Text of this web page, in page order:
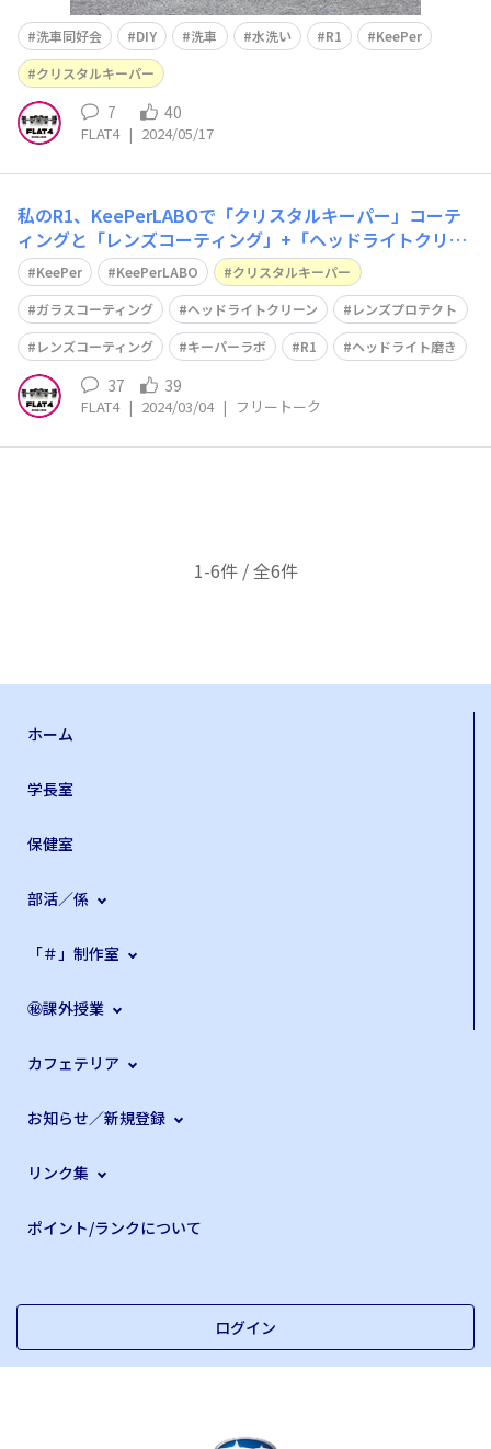
洗車同好会 DIY 洗車 水洗い R1
KeePer
クリスタルキーパー
7 40
FLAT4 | 2024/05/17
私のR1、KeePerLABOで「クリスタルキーパー」コーテ
ィングと「レンズコーティング」+「ヘッドライトクリー
ン＆プロテクト」セットを施工してもらいました ピカピ
カツルツルになりました✨✨😊
KeePer KeePerLABO
クリスタルキーパー
ガラスコーティング
ヘッドライトクリーン
レンズプロテクト
レンズコーティング
キーパーラボ R1 ヘッドライト磨き
37 39
FLAT4 | 2024/03/04 | フリートーク
1-6件 / 全6件
ホーム
学長室
保健室
部活／係
「＃」制作室
㊙課外授業
カフェテリア
お知らせ／新規登録
リンク集
ポイント/ランクについて
ログイン